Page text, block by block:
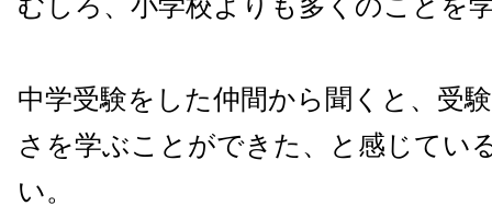
中学受験をした仲間から聞くと、受
さを学ぶことができた、と感じてい
い。